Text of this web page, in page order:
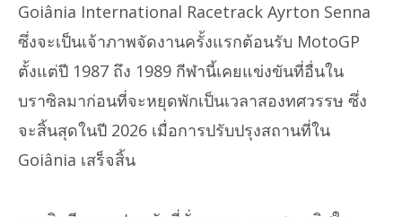
Goiânia International Racetrack Ayrton Senna
ซึ่งจะเป็นเจ้าภาพจัดงานครั้งแรกต้อนรับ MotoGP
ตั้งแต่ปี 1987 ถึง 1989 กีฬานี้เคยแข่งขันที่อื่นใน
บราซิลมาก่อนที่จะหยุดพักเป็นเวลาสองทศวรรษ ซึ่ง
จะสิ้นสุดในปี 2026 เมื่อการปรับปรุงสถานที่ใน
Goiânia เสร็จสิ้น